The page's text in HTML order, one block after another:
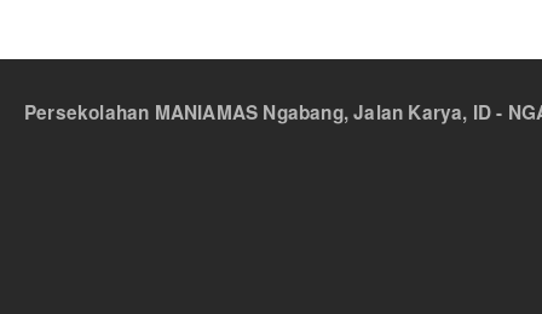
Persekolahan MANIAMAS Ngabang, Jalan Karya, ID -